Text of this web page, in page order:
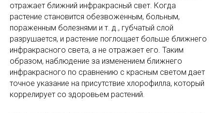
отражает ближний инфракрасный свет. Когда
растение становится обезвоженным, больным,
пораженным болезнями и т. д., губчатый слой
разрушается, и растение поглощает больше ближнего
инфракрасного света, а не отражает его. Таким
образом, наблюдение за изменением ближнего
инфракрасного по сравнению с красным светом дает
точное указание на присутствие хлорофилла, который
коррелирует со здоровьем растений.